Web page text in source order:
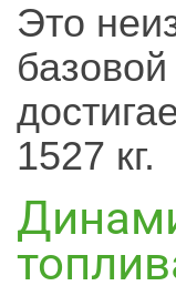
Это
1527 кг.